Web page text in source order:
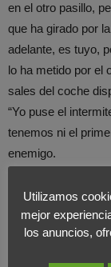
en el otro pasillo,
que ha girado por
adelante, es tuyo,
lo ha metido por el
sales del coche
“Yo puse el
tenemos ni el
enemigo.
Ya dentro del
adelantan a otros,
y corren tras los
su objetivo está
Utilizamos
mejor
los anuncios,